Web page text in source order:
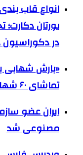
انواع قاب
یورتان
در
«بارش شهابی
تماشای ۶۰ شهاب در هر ساعت!
ایران عضو
مصنوعی شد